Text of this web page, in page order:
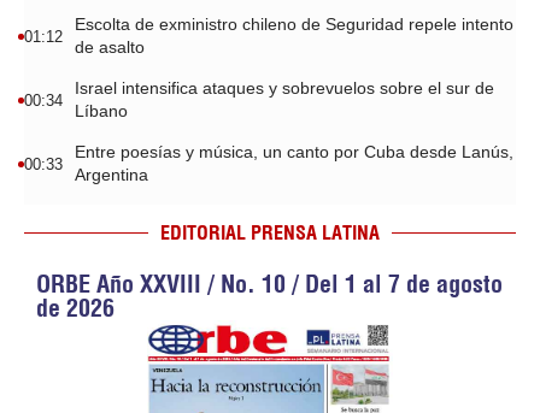
01:12
Escolta de exministro chileno de Seguridad repele intento
de asalto
00:34
Israel intensifica ataques y sobrevuelos sobre el sur de
Líbano
00:33
Entre poesías y música, un canto por Cuba desde Lanús,
Argentina
EDITORIAL PRENSA LATINA
ORBE Año XXVIII / No. 10 / Del 1 al 7 de agosto
de 2026